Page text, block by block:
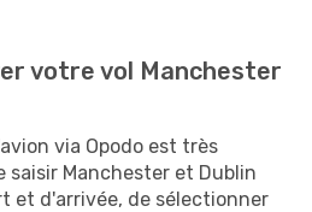
votre vol Manchester
via Opodo est très
saisir Manchester et Dublin
et d'arrivée, de sélectionner